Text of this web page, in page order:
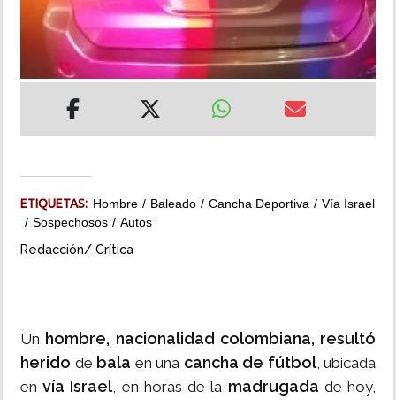
INSÓLITAS
MULTIMEDIA
IMPRESO
ETIQUETAS: Hombre Baleado Cancha Deportiva
Vía Israel
Sospechosos
Autos
Redacción/ Crítica
Un hombre, nacionalidad colombiana, resultó
herido de bala en una cancha de fútbol, ubicada
envía Israel, en horas de la madrugada de hoy,